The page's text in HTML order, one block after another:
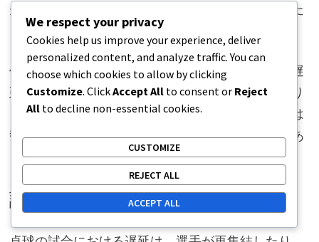
失わせることがあります。ファンは集中力を失った
り、席を離れたりするかもしれません。
例えば、機器の問題や選手の争いによって試合が遅
延すると、イベントの流れが妨げられることがあり
ます。観客は特定のリズムを期待しており、中断は
勢いを失わせ、全体的な楽しみを損なう可能性があ
ります。
試合の遅延の重要性
We respect your privacy
Cookies help us improve your experience, deliver
personalized content, and analyze traffic. You can
choose which cookies to allow by clicking
Customize. ClickAccept All to consent or Reject
All to decline non-essential cookies.
CUSTOMIZE
REJECT ALL
ACCEPT ALL